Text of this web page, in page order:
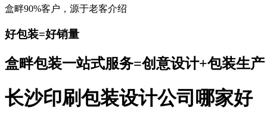
盒畔90%客户，源于老客介绍
好包装=好销量
盒畔包装一站式服务=创意设计+包装生产
长沙印刷包装设计公司哪家好